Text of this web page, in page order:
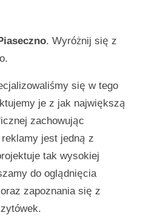
. Wyróżnij się z
.
się w tego
je z jak największą
zachowując
jest jedną z
tak wysokiej
do oglądnięcia
zapoznania się z